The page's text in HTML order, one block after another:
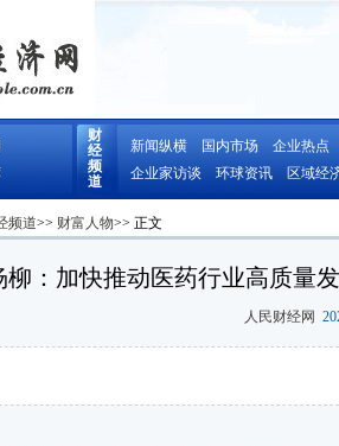
财
经
频
道
新闻纵横 国内市场
企业热点
企业家访谈
环球资讯 区域经
频道>> 财富人物>> 正文
柳：加快推动医药行业高质量
人民财经网